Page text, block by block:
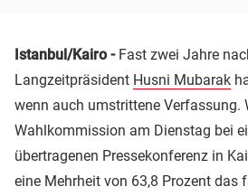
Istanbul/Kairo - Fast zwei Jahre
Langzeitpräsident Husni Mubarak
wenn auch umstrittene Verfassung.
Wahlkommission am Dienstag bei
übertragenen Pressekonferenz in
eine Mehrheit von 63,8 Prozent das